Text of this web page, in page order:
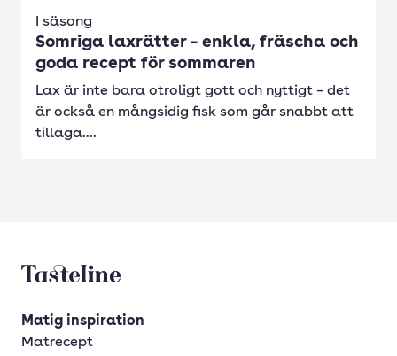
I säsong
Somriga laxrätter – enkla, fräscha och
goda recept för sommaren
Lax är inte bara otroligt gott och nyttigt – det
är också en mångsidig fisk som går snabbt att
tillaga....
Tasteline startsida
Matig inspiration
Matrecept